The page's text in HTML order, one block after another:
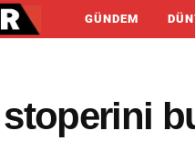
GÜNDEM